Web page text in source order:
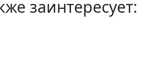
заинтересует: